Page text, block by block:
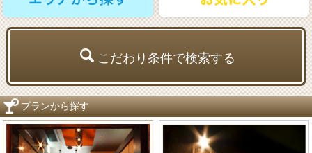
こだわり条件で検索する
プランから探す